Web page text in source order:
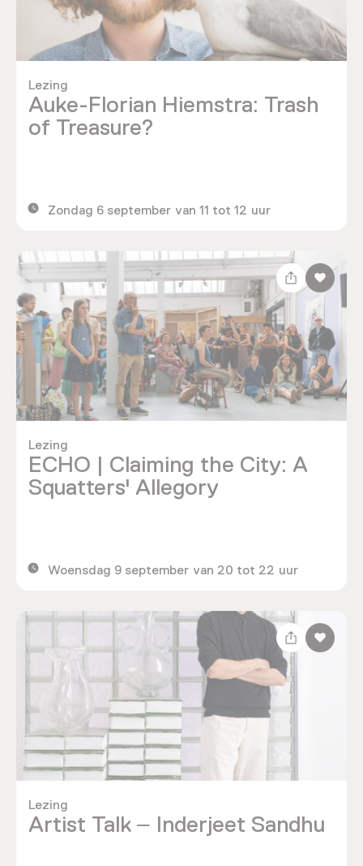
Auke-Florian Hiemstra: Trash
of Treasure?
Lezing
Zondag 6 september van 11 tot 12 uur
ECHO | Claiming the City: A
Squatters' Allegory
Lezing
Woensdag 9 september van 20 tot 22 uur
Artist Talk – Inderjeet Sandhu
Lezing